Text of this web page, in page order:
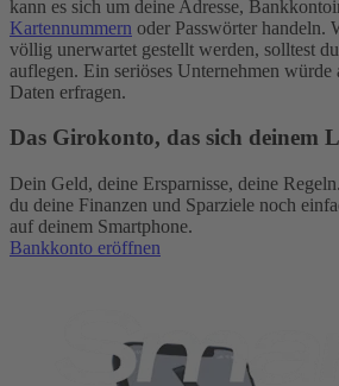
kann es sich um deine Adresse,
Kartennummern oder Passwörter handeln.
völlig unerwartet gestellt werden, solltest
auflegen. Ein seriöses Unternehmen würde
Daten erfragen.
Das Girokonto, das sich deinem
Dein Geld, deine Ersparnisse, deine
du deine Finanzen und Sparziele noch
auf deinem Smartphone.
Bankkonto eröffnen